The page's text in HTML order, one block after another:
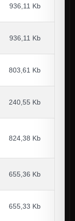
936,11 Kb
936,11 Kb
803,61 Kb
240,55 Kb
824,38 Kb
655,36 Kb
655,33 Kb